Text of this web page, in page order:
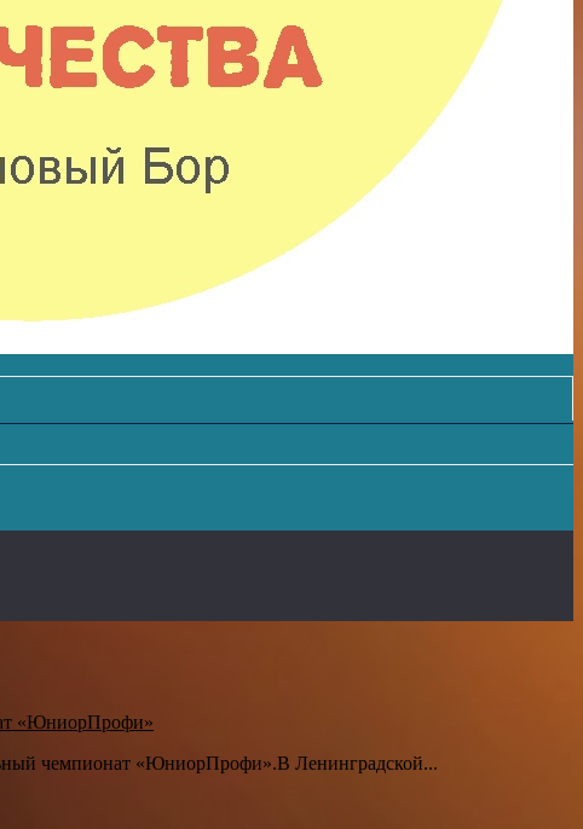
«ЮниорПрофи»
чемпионат «ЮниорПрофи».В Ленинградской...